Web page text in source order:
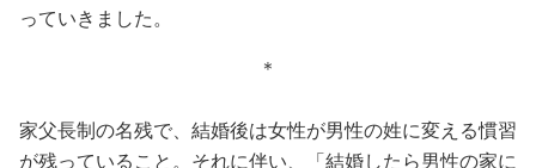
っていきました。
＊
家父長制の名残で、結婚後は女性が男性の姓に変える慣習
が残っていること。それに伴い、「結婚したら男性の家に